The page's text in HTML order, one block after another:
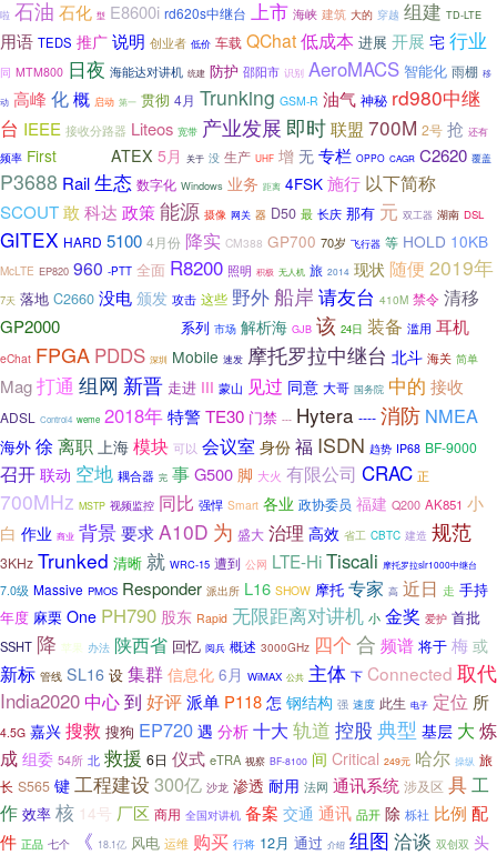
啦 石油 石化 型 E8600i rd620s中继台 上市 海峡 建筑 大的 穿越 组建 TD-LTE
用语 TEDS 推广 说明 创业者 低价 车载 QChat低成本 进展 开展 宅 行业
同 MTM800 日夜 海能达对讲机 统建 防护 邵阳市 识别 AeroMACS 智能化 雨棚 移
动 高峰 化概 启动 第一 贯彻 4月 Trunking GSM-R 油气 神秘 rd980中继
台 IEEE 接收分路器 Liteos 宽带 产业发展 即时联盟 700M 2号 抢 还有
频率 First ATEX 5月 关于 没 生产 UHF 增 无 专栏 OPPO CAGR C2620 覆盖
P3688 Rail生态 数字化 Windows 业务 距离 4FSK 施行 以下简称
SCOUT敢 科达 政策能源 摄像 网关 器 D50 最 长庆 那有 元 双工器 湖南 DSL
GITEX HARD 5100 4月份 降实 CM388 GP700 70岁 飞行器 等 HOLD 10KB
McLTE EP820 960 -PTT 全面 R8200 照明 积极 无人机 旅 2014 现状 随便 2019年
7天 落地 C2660 没电 颁发 攻击 这些 野外船岸 请友台 410M 禁令 清移
GP2000 系列 市场 解析海 GJB 该 24日 装备 滥用 耳机
eChat FPGA PDDS 深圳 Mobile 速发 摩托罗拉中继台 北斗 海关 简单
Mag打通 组网 新晋 走进 III 蒙山 见过 同意 大哥 国务院 中的 接收
ADSL Control4 weme 2018年特警TE30 门禁 --- Hytera ---- 消防 NMEA
海外 徐离职 上海 模块 可以 会议室 身份福 ISDN 趋势 IP68 BF-9000
召开 联动 空地 耦合器 完 事G500 脚 大火 有限公司 CRAC 正
700MHz MSTP 视频监控 同比 强悍 Smart 各业 政协委员 福建 Q200 AK851 小
白 作业 商业 背景要求A10D 为 盛大 治理 高效 省工 CBTC 建造 规范
3KHz Trunked 清晰 就 WRC-15 遭到 公网 LTE-HiTiscali 摩托罗拉slr1000中继台
7.0级 Massive PMOS Responder 派出所 L16 SHOW 摩托 专家 高 近日 走 手持
年度 麻栗 One PH790 股东 Rapid 无限距离对讲机 小 金奖 爱护 首批
SSHT 降 苹果 办法 陕西省 回忆 阅兵 概述 3000GHz 四个 合 频谱 将于 梅 或
新标 管线 SL16 设 集群 信息化 6月 WiMAX 公共 主体 下 Connected 取代
India2020中心到 好评派单 P118 怎 钢结构 强 速度 此生 电子 定位 所
4.5G 嘉兴 搜救 搜狗 EP720遇 分析 十大 轨道 控股 典型 基层 大 炼
成 组委 54所 北 救援 6日 仪式 eTRA 视察 BF-8100 间 Critical 249元 哈尔 操纵 旅
长 S565 键 工程建设 300亿 沙龙 渗透 耐用 法网 通讯系统 涉及区 具 工
作 效率 核 14号 厂区 商用 全国对讲机 备案 交通 通讯 品开 除 栎社 比例 配
件 正品 七个 《 18.1亿 风电 运维 购买 行将 12月 通过 介绍 组图 洽谈 双创双 头